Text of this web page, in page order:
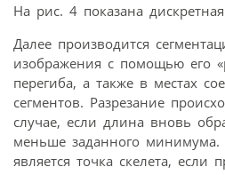
На рис. 4 показана
Далее производится
изображения с помощью его
перегиба, а также в местах
сегментов. Разрезание
случае, если длина вновь
меньше заданного минимума.
является точка скелета,